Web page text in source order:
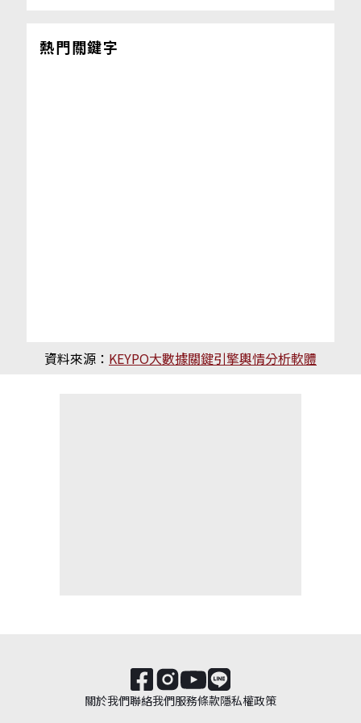
熱門關鍵字
資料來源： KEYPO大數據關鍵引擎輿情分析軟體
關於我們聯絡我們服務條款隱私權政策